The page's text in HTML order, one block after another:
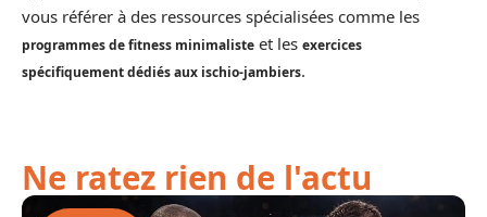
vous référer à des ressources spécialisées comme les
programmes de fitness minimaliste et les exercices
spécifiquement dédiés aux ischio-jambiers.
Ne ratez rien de l'actu